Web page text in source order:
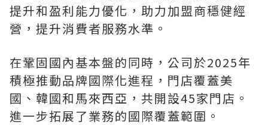
提升和盈利能力優化，助力加盟商穩健經
營，提升消費者服務水準。
在鞏固國內基本盤的同時，公司於2025年
積極推動品牌國際化進程，門店覆蓋美
國、韓國和馬來西亞，共開設45家門店。
進一步拓展了業務的國際覆蓋範圍。